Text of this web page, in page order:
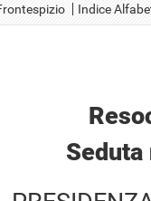
Indice